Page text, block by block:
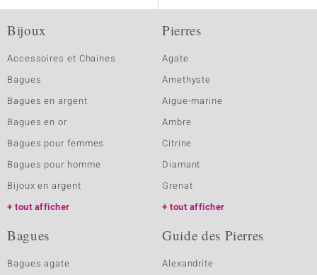
Bijoux
Accessoires et Chaines
Bagues
Bagues en argent
Bagues en or
Bagues pour femmes
Bagues pour homme
Bijoux en argent
tout afficher
Pierres
Agate
Amethyste
Aigue-marine
Ambre
Citrine
Diamant
Grenat
tout afficher
Bagues
Bagues agate
Guide des Pierres
Alexandrite